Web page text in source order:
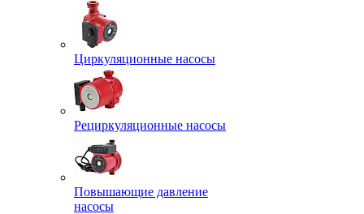
Циркуляционные насосы
Рециркуляционные насосы
Повышающие давление
насосы